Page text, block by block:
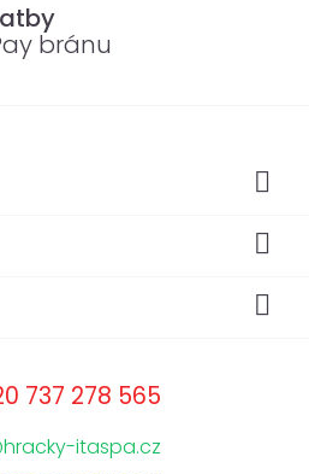
bránu



737 278 565
itaspa.cz